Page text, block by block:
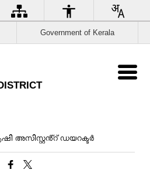
Government of Kerala
അസിസ്റ്റൻ്റ് ഡയറക്ടർ